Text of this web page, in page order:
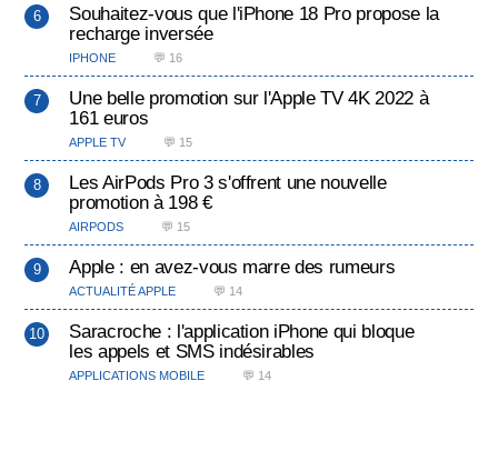
Souhaitez-vous que l'iPhone 18 Pro propose la
recharge inversée
IPHONE 💬 16
Une belle promotion sur l'Apple TV 4K 2022 à
161 euros
APPLE TV 💬 15
Les AirPods Pro 3 s'offrent une nouvelle
promotion à 198 €
AIRPODS 💬 15
Apple : en avez-vous marre des rumeurs
ACTUALITÉ APPLE 💬 14
Saracroche : l'application iPhone qui bloque
les appels et SMS indésirables
APPLICATIONS MOBILE 💬 14